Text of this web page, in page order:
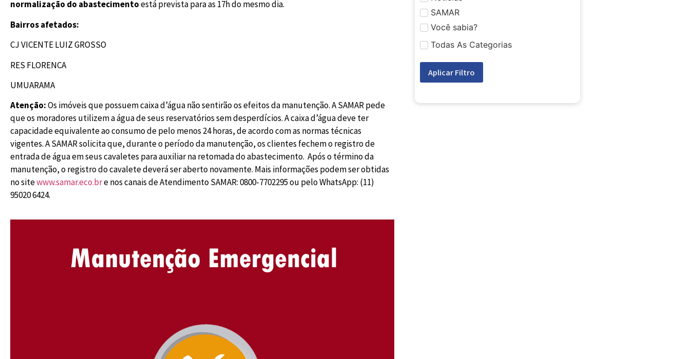
normalização do abastecimentoestá prevista para as 17h do mesmo dia.
Bairros afetados:
CJ VICENTE LUIZ GROSSO
RES FLORENCA
UMUARAMA
Atenção:Os imóveis que possuem caixa d’água não sentirão os efeitos da manutenção. A SAMAR pede
que os moradores utilizem a água de seus reservatórios sem desperdícios. A caixa d’água deve ter
capacidade equivalente ao consumo de pelo menos 24 horas, de acordo com as normas técnicas
vigentes. A SAMAR solicita que, durante o período da manutenção, os clientes fechem o registro de
entrada de água em seus cavaletes para auxiliar na retomada do abastecimento. Após o término da
manutenção, o registro do cavalete deverá ser aberto novamente. Mais informações podem ser obtidas
no sitewww.samar.eco.bre nos canais de Atendimento SAMAR: 0800-7702295 ou pelo WhatsApp: (11)
95020 6424.
SAMAR
Você sabia?
Todas As Categorias
Aplicar Filtro